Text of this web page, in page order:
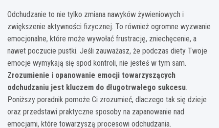
Odchudzanie to nie tylko zmiana nawyków żywieniowych i
zwiększenie aktywności fizycznej. To również ogromne wyzwanie
emocjonalne, które może wywołać frustrację, zniechęcenie, a
nawet poczucie pustki. Jeśli zauważasz, że podczas diety Twoje
emocje wymykają się spod kontroli, nie jesteś w tym sam.
Zrozumienie i opanowanie emocji towarzyszących
odchudzaniu jest kluczem do długotrwałego sukcesu.
Poniższy poradnik pomoże Ci zrozumieć, dlaczego tak się dzieje
oraz przedstawi praktyczne sposoby na zapanowanie nad
emocjami, które towarzyszą procesowi odchudzania.